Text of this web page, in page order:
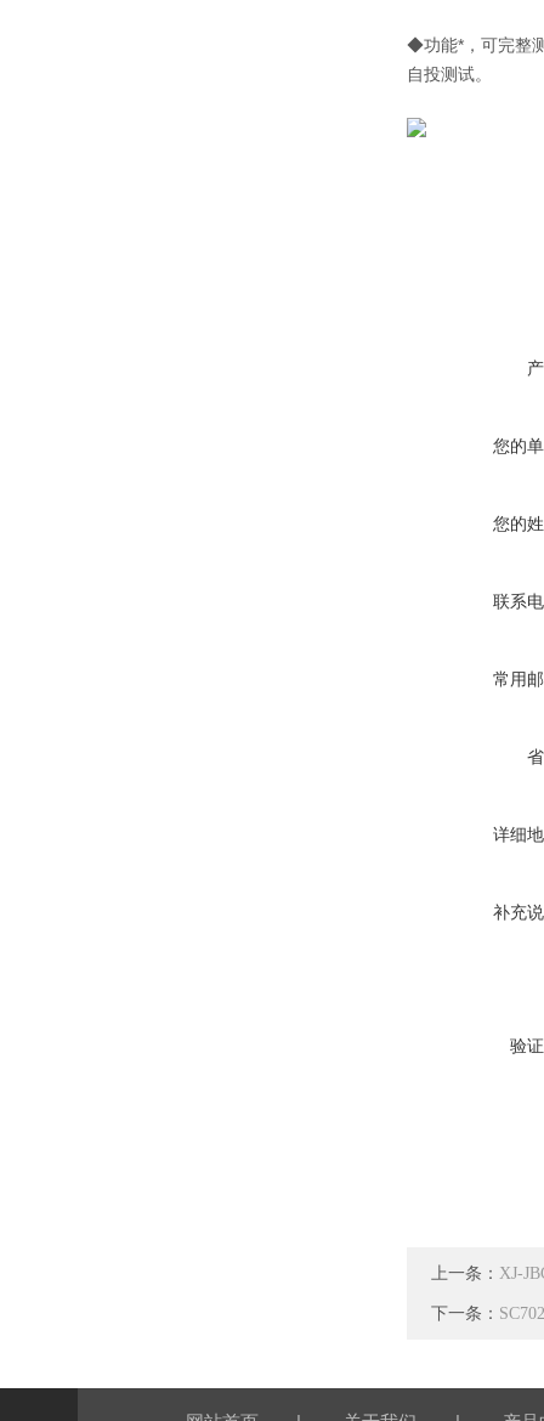
◆功能*，可完整
自投测试。
您的
您的
联系
常用
详细
补充
验
上一条： XJ-
下一条：